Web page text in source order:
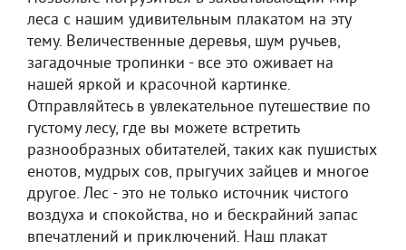
леса с нашим удивительным плакатом на эту
тему. Величественные деревья, шум ручьев,
загадочные тропинки - все это оживает на
нашей яркой и красочной картинке.
Отправляйтесь в увлекательное путешествие по
густому лесу, где вы можете встретить
разнообразных обитателей, таких как пушистых
енотов, мудрых сов, прыгучих зайцев и многое
другое. Лес - это не только источник чистого
воздуха и спокойства, но и бескрайний запас
впечатлений и приключений. Наш плакат